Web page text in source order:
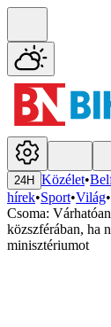
24H Közélet•
hírek•Sport•Világ•
Csoma:
közszférában, ha
minisztériumot